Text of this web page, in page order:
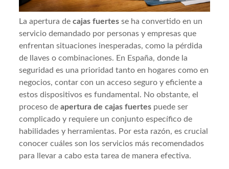
La apertura decajas fuertes se ha convertido en un
servicio demandado por personas y empresas que
enfrentan situaciones inesperadas, como la pérdida
de llaves o combinaciones. En España, donde la
seguridad es una prioridad tanto en hogares como en
negocios, contar con un acceso seguro y eficiente a
estos dispositivos es fundamental. No obstante, el
proceso deapertura de cajas fuertes puede ser
complicado y requiere un conjunto específico de
habilidades y herramientas. Por esta razón, es crucial
conocer cuáles son los servicios más recomendados
para llevar a cabo esta tarea de manera efectiva.